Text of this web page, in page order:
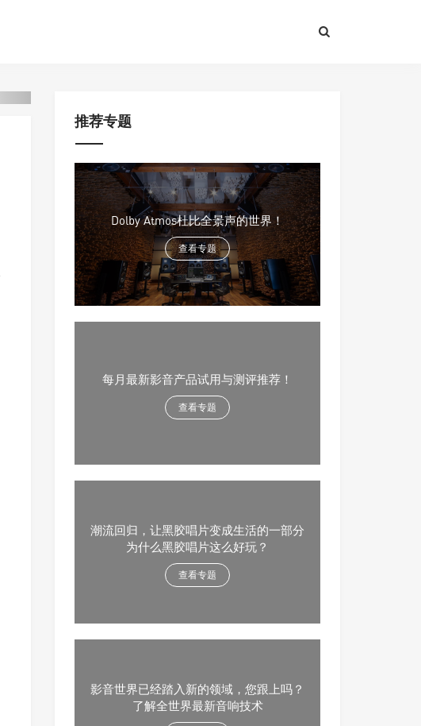
推荐专题
Dolby Atmos杜比全景声的世界！
查看专题
每月最新影音产品试用与测评推荐！
查看专题
潮流回归，让黑胶唱片变成生活的一部分
为什么黑胶唱片这么好玩？
查看专题
影音世界已经踏入新的领域，您跟上吗？
了解全世界最新音响技术